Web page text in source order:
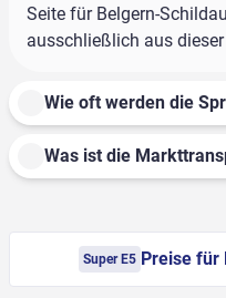
Seite für Belgern-
ausschließlich aus
Wie oft werden die
Was ist die
Super E5 Preise für